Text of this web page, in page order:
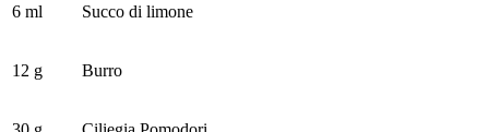
6 ml Succo di limone
12 g Burro